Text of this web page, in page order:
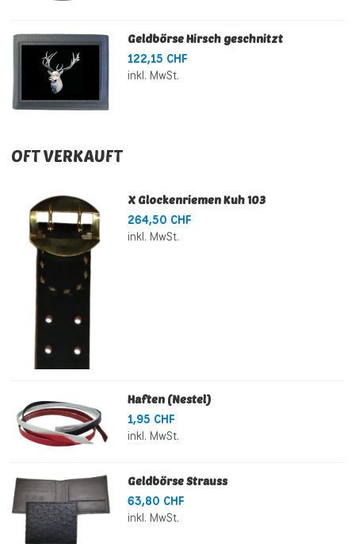
Geldbörse Hirsch geschnitzt
122,15 CHF
inkl. MwSt.
OFT VERKAUFT
X Glockenriemen Kuh 103
264,50 CHF
inkl. MwSt.
Haften (Nestel)
1,95 CHF
inkl. MwSt.
Geldbörse Strauss
63,80 CHF
inkl. MwSt.